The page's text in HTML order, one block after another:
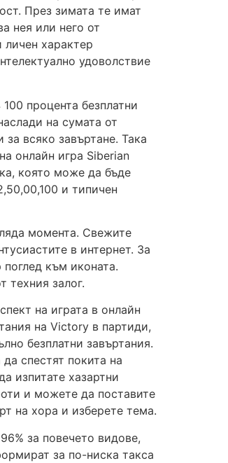
През зимата те имат
нея или него от
характер
удоволствие
процента безплатни
на сумата от
за всяко завъртане. Така
онлайн игра Siberian
която може да бъде
и типичен
момента. Свежите
в интернет. За
към иконата.
техния залог.
на играта в онлайн
на Victory в партиди,
безплатни завъртания.
спестят покита на
изпитате хазартни
и можете да поставите
на хора и изберете тема.
за повечето видове,
за по-ниска такса